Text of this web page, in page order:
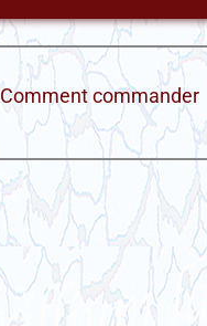
Comment commander